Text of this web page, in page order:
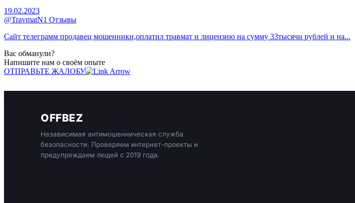
19.02.2023
@TravmatN1 Отзывы
Сайт телеграмм продавец мошенники,оплатил травмат и лицензию на сумму 33тысячи рублей и на...
Вас обманули?
Напишите нам о своём опыте
ОТПРАВЬТЕ ЖАЛОБУ
OFFBEZ
Независимая антимошенническая служба
безопасности. Проверяем интернет-проекты и
предупреждаем людей с 2019 года.